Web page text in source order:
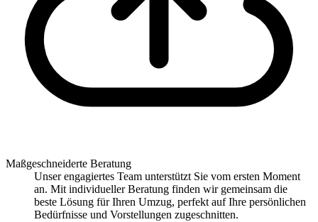
Maßgeschneiderte Beratung
Unser engagiertes Team unterstützt Sie vom ersten Moment
an. Mit individueller Beratung finden wir gemeinsam die
beste Lösung für Ihren Umzug, perfekt auf Ihre persönlichen
Bedürfnisse und Vorstellungen zugeschnitten.